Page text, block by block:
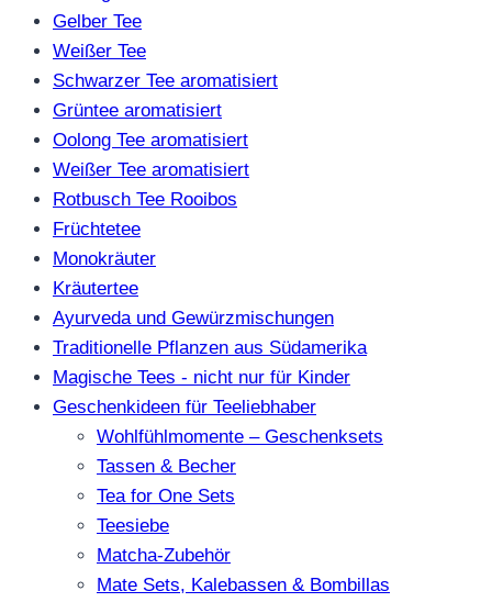
Gelber Tee
Weißer Tee
Schwarzer Tee aromatisiert
Grüntee aromatisiert
Oolong Tee aromatisiert
Weißer Tee aromatisiert
Rotbusch Tee Rooibos
Früchtetee
Monokräuter
Kräutertee
Ayurveda und Gewürzmischungen
Traditionelle Pflanzen aus Südamerika
Magische Tees - nicht nur für Kinder
Geschenkideen für Teeliebhaber
Wohlfühlmomente – Geschenksets
Tassen & Becher
Tea for One Sets
Teesiebe
Matcha-Zubehör
Mate Sets, Kalebassen & Bombillas